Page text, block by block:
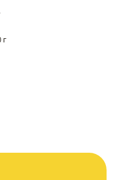
г